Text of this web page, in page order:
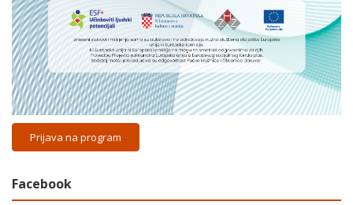
Prijava na program
Facebook